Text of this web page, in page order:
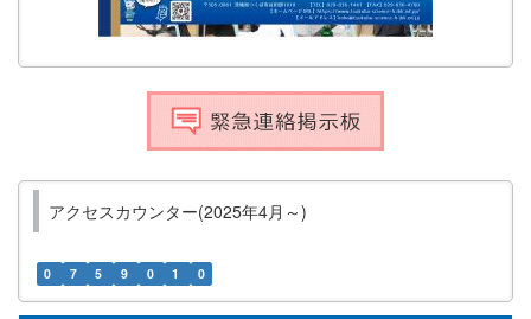
アクセスカウンター(2025年4月～)
0 7 5 9 0 1 0